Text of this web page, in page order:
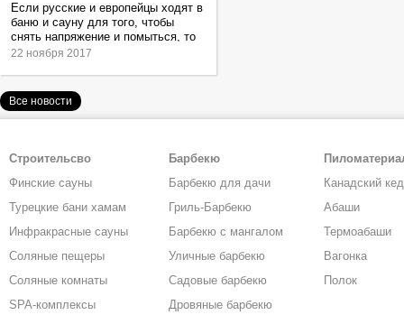
Если русские и европейцы ходят в
баню и сауну для того, чтобы
снять напряжение и помыться, то
жители Японии идут туда за
22 ноября 2017
Все новости
Строительсво
Финские сауны
Турецкие бани хамам
Инфракрасные сауны
Соляные пещеры
Соляные комнаты
SPA-комплексы
Барбекю
Барбекю для дачи
Гриль-Барбекю
Барбекю с мангалом
Уличные барбекю
Садовые барбекю
Дровяные барбекю
Канадский
Абаши
Термоабаши
Вагонка
Полок